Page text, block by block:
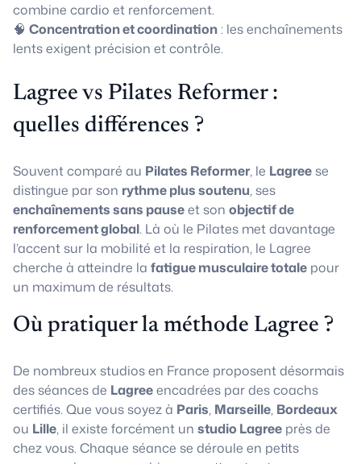
combine cardio et renforcement.
🧠 Concentration et coordination: les enchaînements
lents exigent précision et contrôle.
Lagree vs Pilates Reformer :
quelles différences ?
Souvent comparé au Pilates Reformer, le Lagree se
distingue par son rythme plus soutenu, ses
enchaînements sans pauseet son objectif de
renforcement global. Là où le Pilates met davantage
l’accent sur la mobilité et la respiration, le Lagree
cherche à atteindre la fatigue musculaire totale pour
un maximum de résultats.
Où pratiquer la méthode Lagree ?
De nombreux studios en France proposent désormais
des séances de Lagreeencadrées par des coachs
certifiés. Que vous soyez à Paris, Marseille, Bordeaux
ou Lille, il existe forcément un studio Lagree près de
chez vous. Chaque séance se déroule en petits